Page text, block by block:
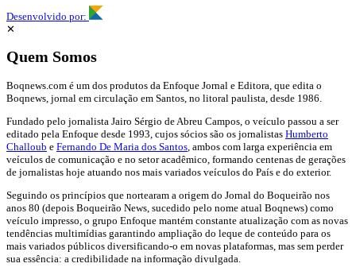
Desenvolvido por:
✕
Quem Somos
Boqnews.com é um dos produtos da Enfoque Jornal e Editora, que edita o
Boqnews, jornal em circulação em Santos, no litoral paulista, desde 1986.
Fundado pelo jornalista Jairo Sérgio de Abreu Campos, o veículo passou a ser
editado pela Enfoque desde 1993, cujos sócios são os jornalistas Humberto
Challoub e Fernando De Maria dos Santos , ambos com larga experiência em
veículos de comunicação e no setor acadêmico, formando centenas de gerações
de jornalistas hoje atuando nos mais variados veículos do País e do exterior.
Seguindo os princípios que nortearam a origem do Jornal do Boqueirão nos
anos 80 (depois Boqueirão News, sucedido pelo nome atual Boqnews) como
veículo impresso, o grupo Enfoque mantém constante atualização com as novas
tendências multimídias garantindo ampliação do leque de conteúdo para os
mais variados públicos diversificando-o em novas plataformas, mas sem perder
sua essência: a credibilidade na informação divulgada.